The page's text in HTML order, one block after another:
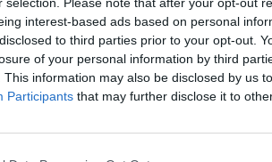
interest-based ads based on personal
to third parties prior to your opt-out.
of your personal information by third
This information may also be disclosed by us
Participants that may further disclose it to
επίπεδο, η Νέα
ποσοστό, που μετά την αναγωγή
έδρες επί συνόλου 300. Δεύτερη
με 14,20% και 16,90% μετά την
με 10,30% και 12,26% μετά